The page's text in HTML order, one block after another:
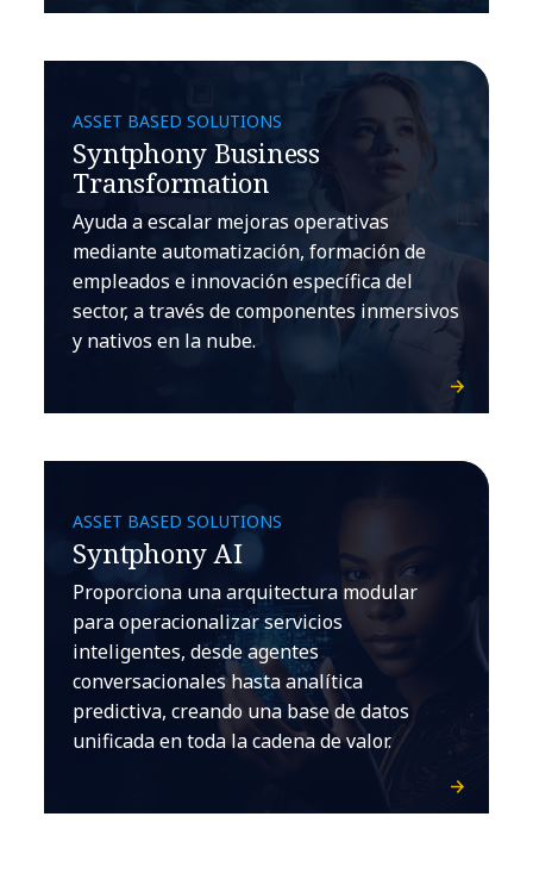
ASSET BASED SOLUTIONS
Syntphony Business
Transformation
Ayuda a escalar mejoras operativas
mediante automatización, formación de
empleados e innovación específica del
sector, a través de componentes inmersivos
y nativos en la nube.
ASSET BASED SOLUTIONS
Syntphony AI
Proporciona una arquitectura modular
para operacionalizar servicios
inteligentes, desde agentes
conversacionales hasta analítica
predictiva, creando una base de datos
unificada en toda la cadena de valor.